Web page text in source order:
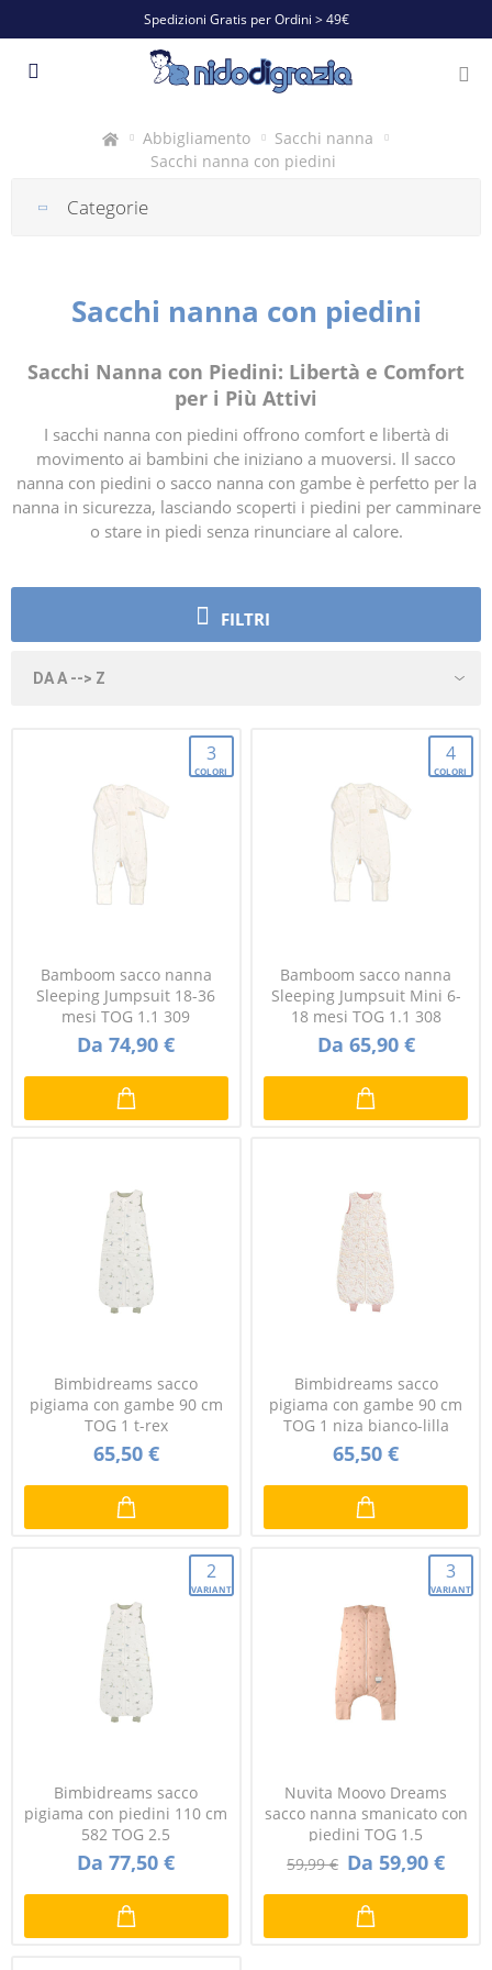
Spedizioni Gratis per Ordini > 49€
Abbigliamento
Sacchi nanna
Sacchi nanna con piedini
Categorie
Sacchi nanna con piedini
Sacchi Nanna con Piedini: Libertà e Comfort
per i Più Attivi
I sacchi nanna con piedini offrono comfort e libertà di
movimento ai bambini che iniziano a muoversi. Il sacco
nanna con piedini o sacco nanna con gambe è perfetto per la
nanna in sicurezza, lasciando scoperti i piedini per camminare
o stare in piedi senza rinunciare al calore.
FILTRI
3
COLORI
Bamboom sacco nanna
Sleeping Jumpsuit 18-36
mesi TOG 1.1 309
Da 74,90 €
4
COLORI
Bamboom sacco nanna
Sleeping Jumpsuit Mini 6-
18 mesi TOG 1.1 308
Da 65,90 €
Bimbidreams sacco
pigiama con gambe 90 cm
TOG 1 t-rex
65,50 €
Bimbidreams sacco
pigiama con gambe 90 cm
TOG 1 niza bianco-lilla
65,50 €
2
VARIANTI
Bimbidreams sacco
pigiama con piedini 110 cm
582 TOG 2.5
Da 77,50 €
3
VARIANTI
Nuvita Moovo Dreams
sacco nanna smanicato con
piedini TOG 1.5
59,99 € Da 59,90 €